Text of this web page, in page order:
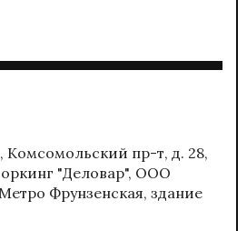
Комсомольский пр-т, д. 28,
"Деловар", ООО
Фрунзенская, здание